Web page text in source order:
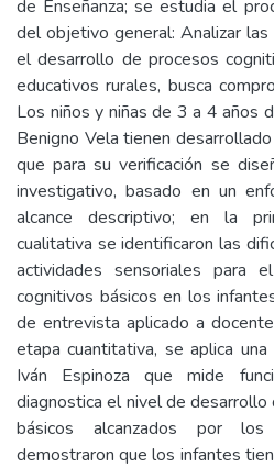
de Enseñanza; se estudia el
del objetivo general: Analizar
el desarrollo de procesos
educativos rurales, busca
Los niños y niñas de 3 a 4 años
Benigno Vela tienen
que para su verificación se
investigativo, basado en un
alcance descriptivo; en la
cualitativa se identificaron las
actividades sensoriales para
cognitivos básicos en los
de entrevista aplicado a
etapa cuantitativa, se aplica
Iván Espinoza que mide
diagnostica el nivel de
básicos alcanzados por
demostraron que los infantes